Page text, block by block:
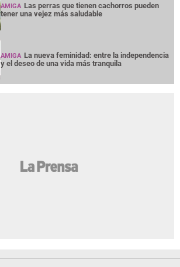
AMIGA Las perras que tienen cachorros pueden
tener una vejez más saludable
AMIGA La nueva feminidad: entre la independencia
y el deseo de una vida más tranquila